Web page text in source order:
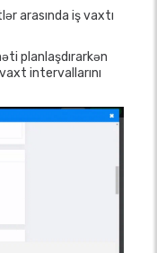
arasında iş vaxtı
planlaşdırarkən
intervallarını